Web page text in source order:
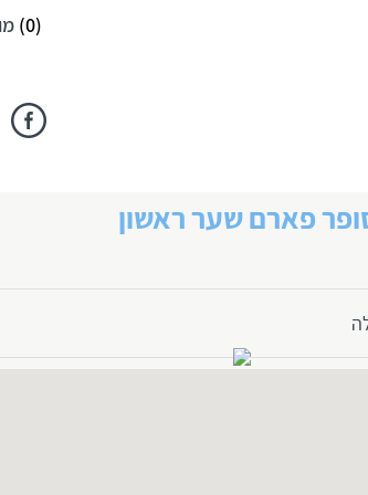
(
0
)
פארם שער ראשון